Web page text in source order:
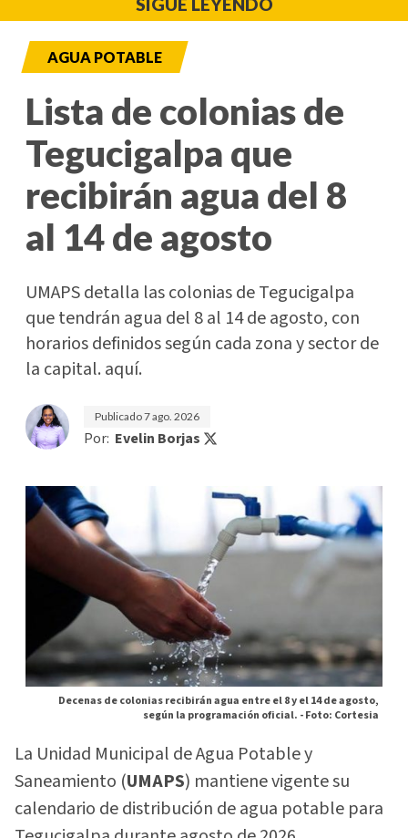
AGUA POTABLE
Lista de colonias de
Tegucigalpa que
recibirán agua del 8
al 14 de agosto
UMAPS detalla las colonias de Tegucigalpa
que tendrán agua del 8 al 14 de agosto, con
horarios definidos según cada zona y sector de
la capital. aquí.
Publicado7 ago. 2026
Por: Evelin Borjas
Decenas de colonias recibirán agua entre el 8 y el 14 de agosto,
según la programación oficial. -Foto: Cortesia
La Unidad Municipal de Agua Potable y
Saneamiento (UMAPS) mantiene vigente su
calendario de distribución de agua potable para